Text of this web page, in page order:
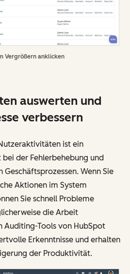
Vergrößern anklicken
auswerten und
verbessern
ist ein
der Fehlerbehebung und
Wenn Sie
Aktionen im System
Sie schnell Probleme
die Arbeit
Auditing-Tools von HubSpot
Erkenntnisse und erhalten
der Produktivität.